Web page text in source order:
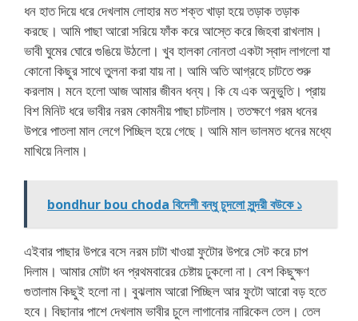
ধন হাত দিয়ে ধরে দেখলাম লোহার মত শক্ত খাড়া হয়ে তড়াক তড়াক
করছে। আমি পাছা আরো সরিয়ে ফাঁক করে আস্তে করে জিহবা রাখলাম।
ভাবী ঘুমের ঘোরে গুঙিয়ে উঠলো। খুব হালকা নোনতা একটা স্বাদ লাগলো যা
কোনো কিছুর সাথে তুলনা করা যায় না। আমি অতি আগ্রহে চাটতে শুরু
করলাম। মনে হলো আজ আমার জীবন ধন্য। কি যে এক অনুভুতি। প্রায়
বিশ মিনিট ধরে ভাবীর নরম কোমনীয় পাছা চাটলাম। ততক্ষণে গরম ধনের
উপরে পাতলা মাল লেগে পিচ্ছিল হয়ে গেছে। আমি মাল ভালমত ধনের মধ্যে
মাখিয়ে নিলাম।
bondhur bou choda বিদেশী বন্ধু চুদলো সুন্দরী বউকে ১
এইবার পাছার উপরে বসে নরম চাটা খাওয়া ফুটোর উপরে সেট করে চাপ
দিলাম। আমার মোটা ধন প্রথমবারের চেষ্টায় ঢুকলো না। বেশ কিছুক্ষণ
গুতালাম কিছুই হলো না। বুঝলাম আরো পিচ্ছিল আর ফুটো আরো বড় হতে
হবে। বিছানার পাশে দেখলাম ভাবীর চুলে লাগানোর নারিকেল তেল। তেল